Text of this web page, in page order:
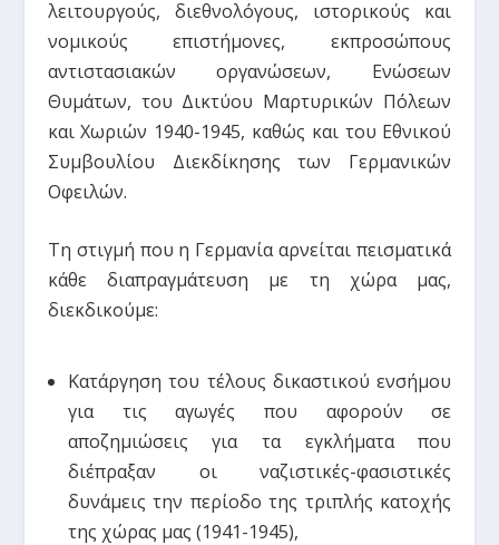
λειτουργούς, διεθνολόγους, ιστορικούς και
νομικούς επιστήμονες, εκπροσώπους
αντιστασιακών οργανώσεων, Ενώσεων
Θυμάτων, του Δικτύου Μαρτυρικών Πόλεων
και Χωριών 1940-1945, καθώς και του Εθνικού
Συμβουλίου Διεκδίκησης των Γερμανικών
Οφειλών.
Τη στιγμή που η Γερμανία αρνείται πεισματικά
κάθε διαπραγμάτευση με τη χώρα μας,
διεκδικούμε:
Κατάργηση του τέλους δικαστικού ενσήμου
για τις αγωγές που αφορούν σε
αποζημιώσεις για τα εγκλήματα που
διέπραξαν οι ναζιστικές-φασιστικές
δυνάμεις την περίοδο της τριπλής κατοχής
της χώρας μας (1941-1945),